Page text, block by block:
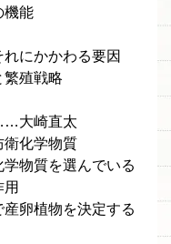
機能
にかかわる要因
殖戦略
大崎直太
化学物質
物質を選んでいる
卵植物を決定する